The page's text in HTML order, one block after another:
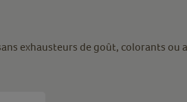
exhausteurs de goût, colorants ou